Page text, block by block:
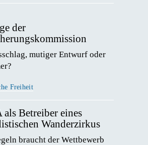
der
mutiger Entwurf oder
Freiheit
als Betreiber eines
Wanderzirkus
braucht der Wettbewerb